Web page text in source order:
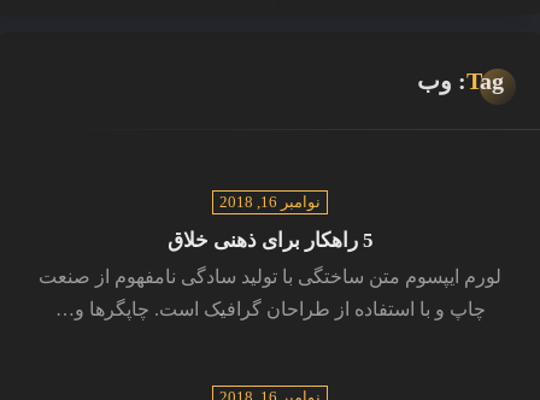
Tag: وب
نوامبر 16, 2018
5 راهکار برای ذهنی خلاق
لورم ایپسوم متن ساختگی با تولید سادگی نامفهوم از صنعت
چاپ و با استفاده از طراحان گرافیک است. چاپگرها و…